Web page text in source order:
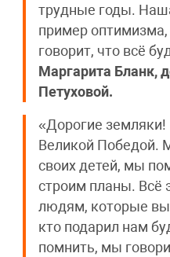
трудные годы.
пример оптимизма,
говорит, что всё
Маргарита Бланк,
Петуховой.
«Дорогие
Великой
своих детей, мы
строим планы. Всё
людям, которые
кто подарил нам
помнить, мы